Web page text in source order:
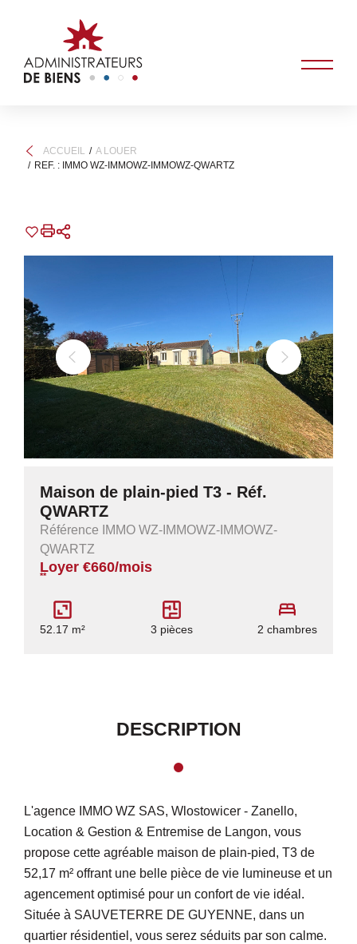
ACCUEIL
A LOUER
REF. : IMMO WZ-IMMOWZ-IMMOWZ-QWARTZ
Maison de plain-pied T3 - Réf.
QWARTZ
Référence IMMO WZ-IMMOWZ-IMMOWZ-
QWARTZ
Loyer €660/mois
**
52.17 m² 3 pièces 2 chambres
DESCRIPTION
L'agence IMMO WZ SAS, Wlostowicer - Zanello,
Location & Gestion & Entremise de Langon, vous
propose cette agréable maison de plain-pied, T3 de
52,17 m² offrant une belle pièce de vie lumineuse et un
agencement optimisé pour un confort de vie idéal.
Située à SAUVETERRE DE GUYENNE, dans un
quartier résidentiel, vous serez séduits par son calme.